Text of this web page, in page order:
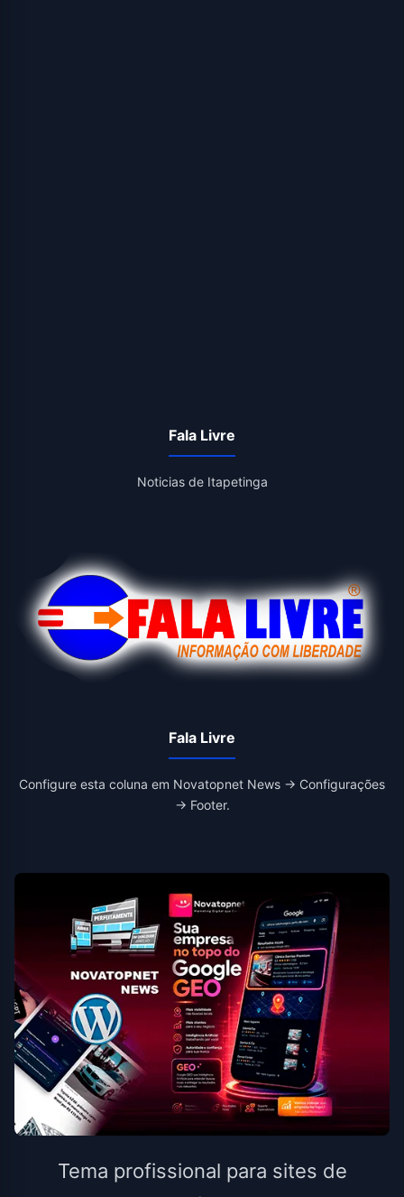
Fala Livre
Noticias de Itapetinga
Fala Livre
Configure esta coluna em Novatopnet News → Configurações
→ Footer.
Tema profissional para sites de